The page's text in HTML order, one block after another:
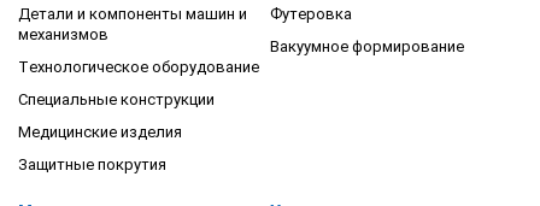
Детали и компоненты машин и
механизмов
Технологическое оборудование
Специальные конструкции
Медицинские изделия
Защитные покрутия
Футеровка
Вакуумное формирование